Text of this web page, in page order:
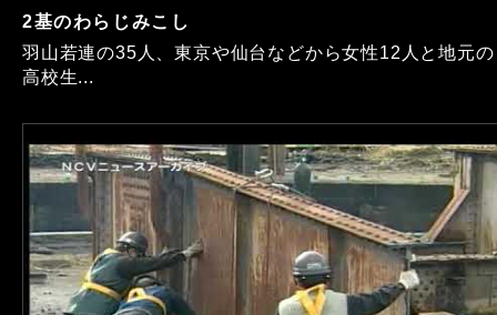
2基のわらじみこし
羽山若連の35人、東京や仙台などから女性12人と地元の
高校生...